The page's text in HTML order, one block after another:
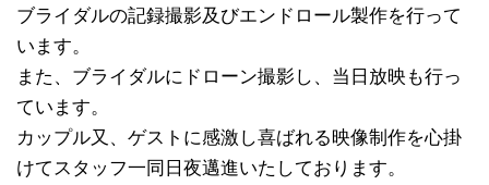
ブライダルの記録撮影及びエンドロール製作を行って
います。
また、ブライダルにドローン撮影し、当日放映も行っ
ています。
カップル又、ゲストに感激し喜ばれる映像制作を心掛
けてスタッフ一同日夜邁進いたしております。